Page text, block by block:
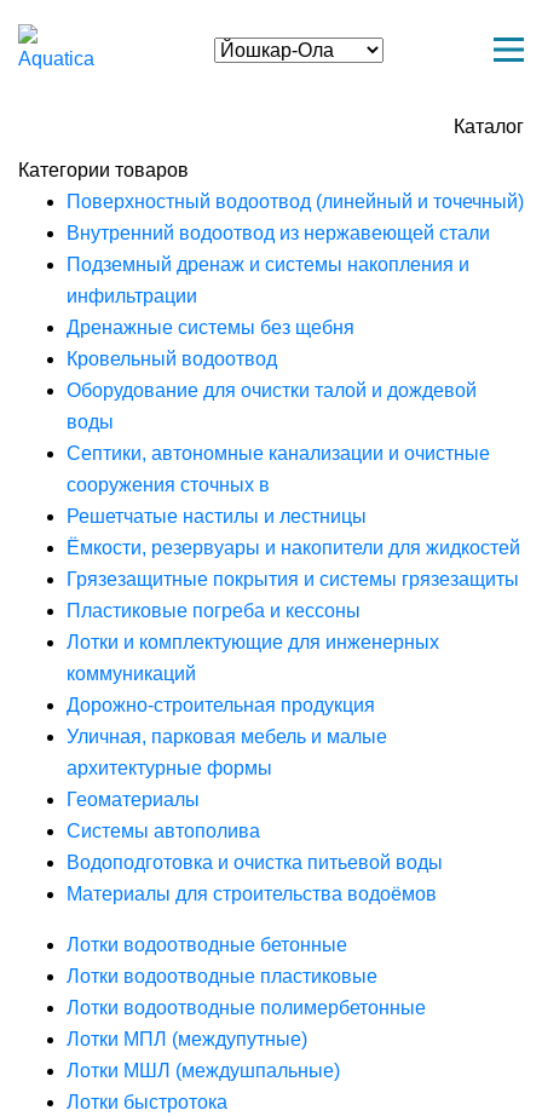
Каталог
Категории товаров
Поверхностный водоотвод (линейный и точечный)
Внутренний водоотвод из нержавеющей стали
Подземный дренаж и системы накопления и
инфильтрации
Дренажные системы без щебня
Кровельный водоотвод
Оборудование для очистки талой и дождевой
воды
Септики, автономные канализации и очистные
сооружения сточных в
Решетчатые настилы и лестницы
Ёмкости, резервуары и накопители для жидкостей
Грязезащитные покрытия и системы грязезащиты
Пластиковые погреба и кессоны
Лотки и комплектующие для инженерных
коммуникаций
Дорожно-строительная продукция
Уличная, парковая мебель и малые
архитектурные формы
Геоматериалы
Системы автополива
Водоподготовка и очистка питьевой воды
Материалы для строительства водоёмов
Лотки водоотводные бетонные
Лотки водоотводные пластиковые
Лотки водоотводные полимербетонные
Лотки МПЛ (междупутные)
Лотки МШЛ (междушпальные)
Лотки быстротока